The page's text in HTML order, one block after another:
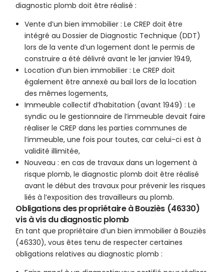
diagnostic plomb doit être réalisé :
Vente d’un bien immobilier : Le CREP doit être
intégré au Dossier de Diagnostic Technique (DDT)
lors de la vente d’un logement dont le permis de
construire a été délivré avant le 1er janvier 1949,
Location d’un bien immobilier : Le CREP doit
également être annexé au bail lors de la location
des mêmes logements,
Immeuble collectif d’habitation (avant 1949) : Le
syndic ou le gestionnaire de l’immeuble devait faire
réaliser le CREP dans les parties communes de
l’immeuble, une fois pour toutes, car celui-ci est à
validité illimitée,
Nouveau : en cas de travaux dans un logement à
risque plomb, le diagnostic plomb doit être réalisé
avant le début des travaux pour prévenir les risques
liés à l’exposition des travailleurs au plomb.
Obligations des propriétaire à Bouziès (46330)
vis à vis du diagnostic plomb
En tant que propriétaire d’un bien immobilier à Bouziès
(46330), vous êtes tenu de respecter certaines
obligations relatives au diagnostic plomb :